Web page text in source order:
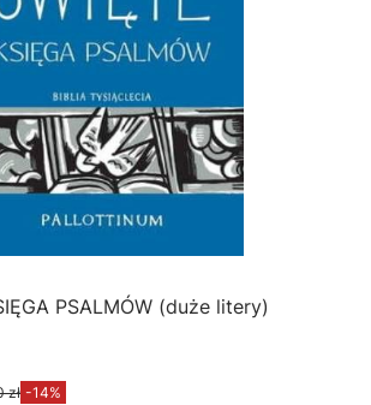
PSALMÓW (duże litery)
zł -14%